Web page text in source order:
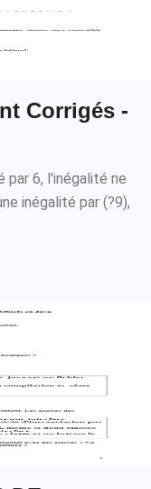
Corrigés -
par 6, l'inégalité ne
inégalité par (?9),